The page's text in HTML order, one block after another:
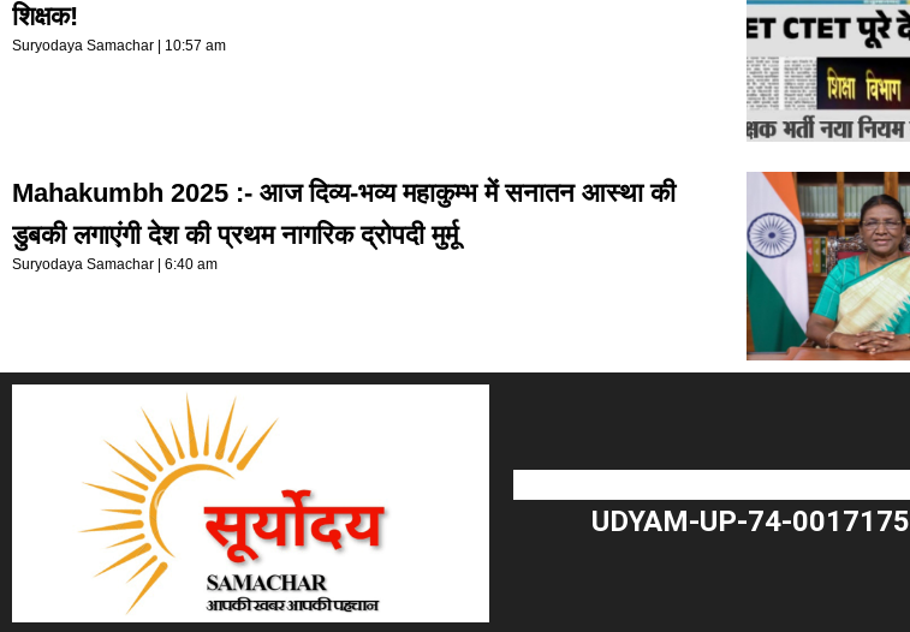
शिक्षक!
Suryodaya Samachar 10:57 am
Mahakumbh 2025 :- आज दिव्य-भव्य महाकुम्भ में सनातन आस्था की
डुबकी लगाएंगी देश की प्रथम नागरिक द्रोपदी मुर्मू
Suryodaya Samachar 6:40 am
UDYAM-UP-74-0017175